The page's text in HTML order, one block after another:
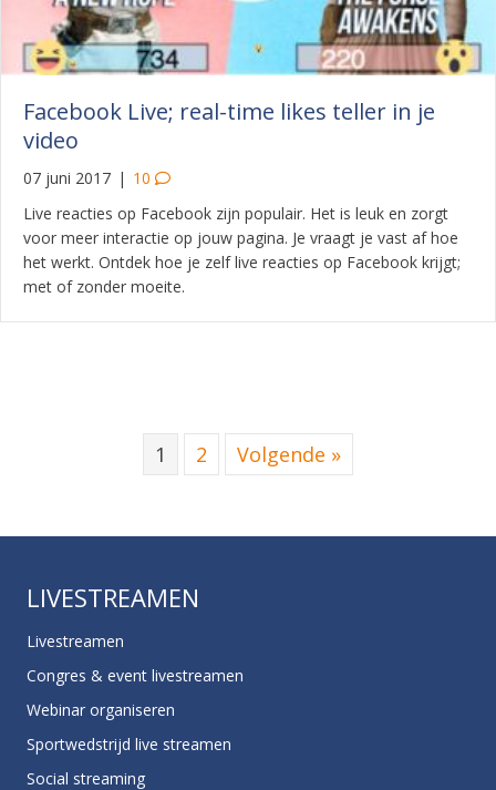
Facebook Live; real-time likes teller in je
video
07 juni 2017 | 10
Live reacties op Facebook zijn populair. Het is leuk en zorgt
voor meer interactie op jouw pagina. Je vraagt je vast af hoe
het werkt. Ontdek hoe je zelf live reacties op Facebook krijgt;
met of zonder moeite.
1 2 Volgende »
LIVESTREAMEN
Livestreamen
Congres & event livestreamen
Webinar organiseren
Sportwedstrijd live streamen
Social streaming